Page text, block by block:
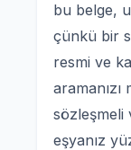
bu belge,
çünkü bir
resmi ve
aramanızı
sözleşmeli
eşyanız